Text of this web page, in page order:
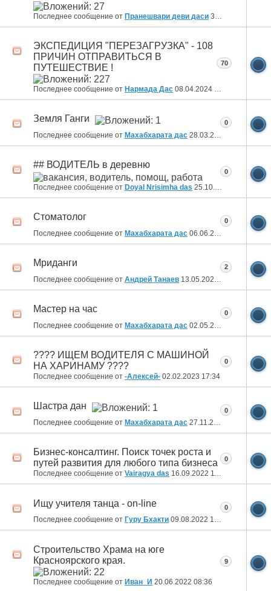
Последнее сообщение от Пранешвари деви даси 30.04.2024
ЭКСПЕДИЦИЯ "ПЕРЕЗАГРУЗКА" - 108
ПРИЧИН ОТПРАВИТЬСЯ В
ПУТЕШЕСТВИЕ !
Последнее сообщение от Нармада Дас 08.04.2024 14:31
70
Земля Ганги
Последнее сообщение от Махабхарата дас 28.03.2024
0
## ВОДИТЕЛЬ в деревню
Последнее сообщение от Doyal Nrisimha das 25.10.2023
0
Стоматолог
Последнее сообщение от Махабхарата дас 06.06.2023
0
Мриданги
Последнее сообщение от Андрей Танаев 13.05.2023 18:56
2
Мастер на час
Последнее сообщение от Махабхарата дас 02.05.2023
0
???? ИЩЕМ ВОДИТЕЛЯ С МАШИНОЙ
НА ХАРИНАМУ ????
Последнее сообщение от -Алексей- 02.02.2023 17:34
0
Шастра дан
Последнее сообщение от Махабхарата дас 27.11.2022
0
Бизнес-консалтинг. Поиск точек роста и
путей развития для любого типа бизнеса
Последнее сообщение от Vairagya das 16.09.2022 11:51
0
Ищу учителя танца - on-line
Последнее сообщение от Гуру Бхакти 09.08.2022 19:43
0
Cтроительство Храма на юге
Красноярского края.
Последнее сообщение от Иван_И 20.06.2022 08:36
9